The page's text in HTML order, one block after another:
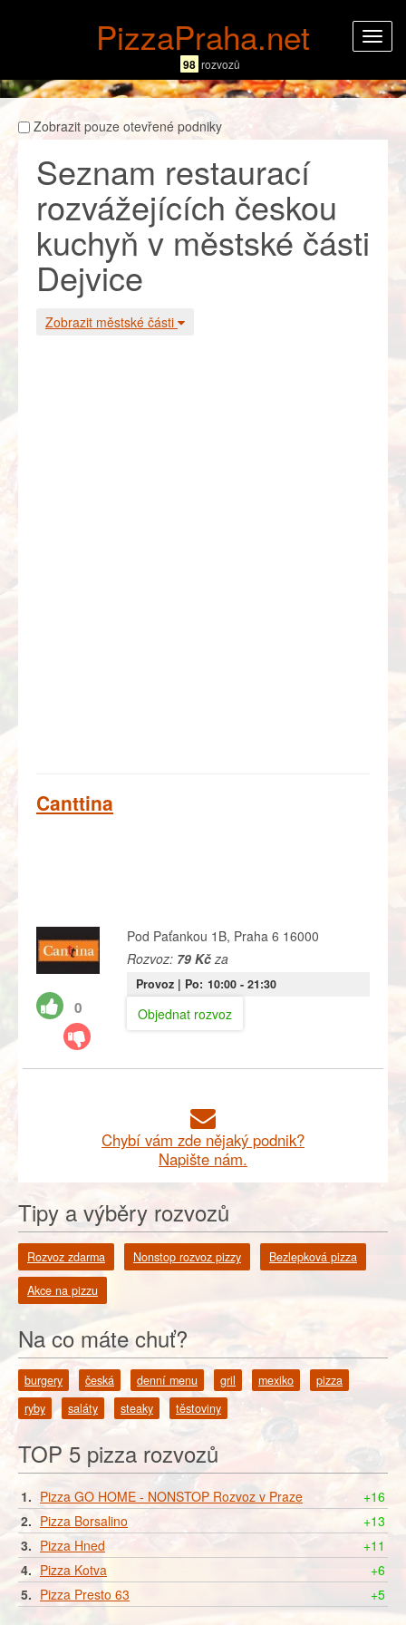
PizzaPraha.net
98 rozvozů
Zobrazit pouze otevřené podniky
Seznam restaurací
rozvážejících českou
kuchyň v městské části
Dejvice
Zobrazit městské části
Canttina
0
Pod Paťankou 1B, Praha 6 16000
Rozvoz: 79 Kčza
Provoz | Po: 10:00- 21:30
Objednat rozvoz
Chybí vám zde nějaký podnik?
Napište nám.
Tipy a výběry rozvozů
Rozvoz zdarma Nonstop rozvoz pizzy Bezlepková pizza
Akce na pizzu
Na co máte chuť?
burgery česká denní menu gril mexiko
pizza
ryby
saláty steaky těstoviny
TOP 5 pizza rozvozů
1. Pizza GO HOME - NONSTOP Rozvoz v Praze
+16
2. Pizza Borsalino
+13
3. Pizza Hned
+11
4. Pizza Kotva
+6
5. Pizza Presto 63 +5